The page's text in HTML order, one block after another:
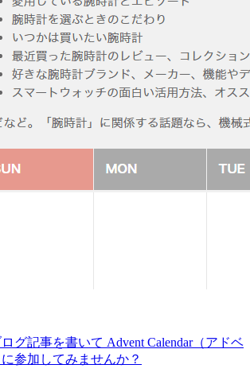
グ記事を書いて Advent Calendar（アドベ
参加してみませんか？